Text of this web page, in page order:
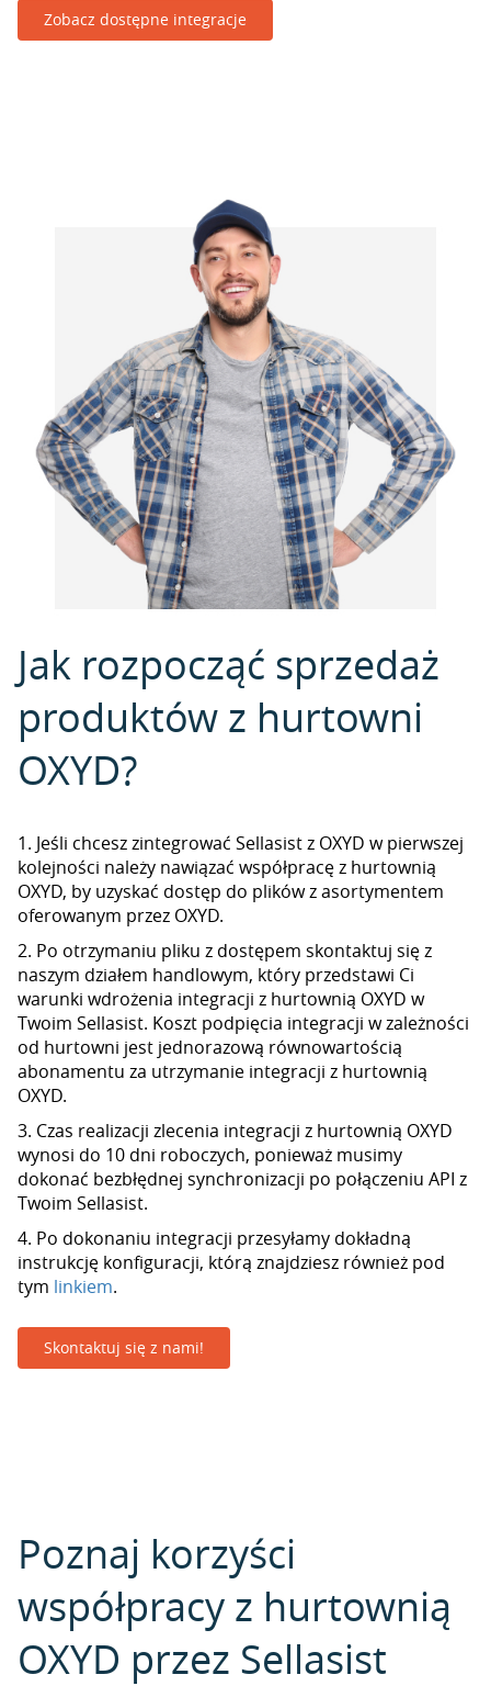
Zobacz dostępne integracje
Jak rozpocząć sprzedaż
produktów z hurtowni
OXYD?
1. Jeśli chcesz zintegrować Sellasist z OXYD w pierwszej
kolejności należy nawiązać współpracę z hurtownią
OXYD, by uzyskać dostęp do plików z asortymentem
oferowanym przez OXYD.
2. Po otrzymaniu pliku z dostępem skontaktuj się z
naszym działem handlowym, który przedstawi Ci
warunki wdrożenia integracji z hurtownią OXYD w
Twoim Sellasist. Koszt podpięcia integracji w zależności
od hurtowni jest jednorazową równowartością
abonamentu za utrzymanie integracji z hurtownią
OXYD.
3. Czas realizacji zlecenia integracji z hurtownią OXYD
wynosi do 10 dni roboczych, ponieważ musimy
dokonać bezbłędnej synchronizacji po połączeniu API z
Twoim Sellasist.
4. Po dokonaniu integracji przesyłamy dokładną
instrukcję konfiguracji, którą znajdziesz również pod
tym linkiem.
Skontaktuj się z nami!
Poznaj korzyści
współpracy z hurtownią
OXYD przez Sellasist